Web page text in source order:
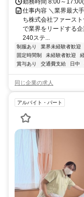
仕事内容 ＼業界最大
ち株式会社ファース
で業界をリードする
240ステ...
制服あり 業界未経験者歓迎
固定時間制
未経験者歓迎
賞与あり
交通費支給 日中
同じ企業の求人
アルバイト・パート